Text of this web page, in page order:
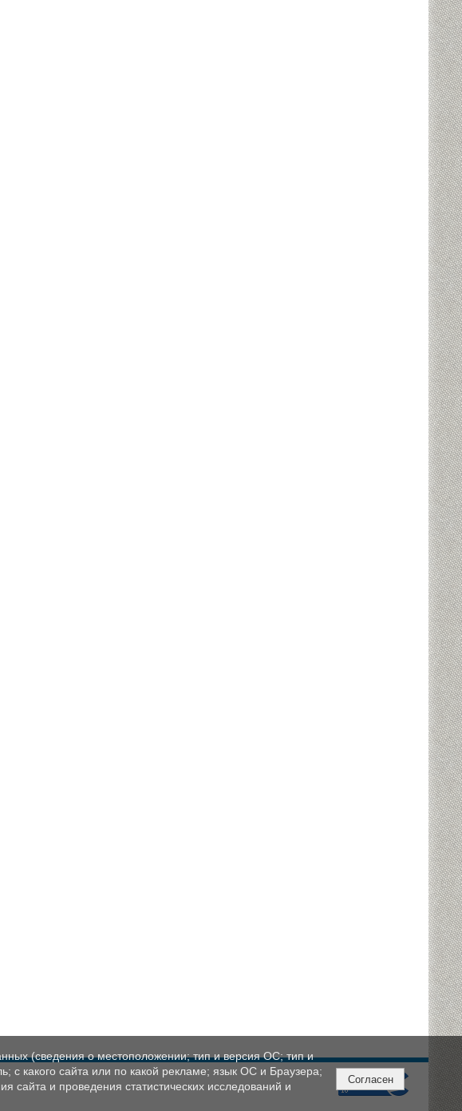
(сведения о местоположении; тип и версия ОС; тип и
с какого сайта или по какой рекламе; язык ОС и Браузера;
сайта и проведения статистических исследований и
Согласен